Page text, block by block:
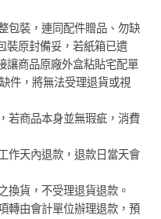
包裝，連同配件贈品、勿缺
裝原封備妥，若紙箱已遺
讓商品原廠外盒粘貼宅配單
件，將無法受理退貨或視
若商品本身並無瑕疵，消費
作天內退款，退款日當天會
換貨，不受理退貨退款。
轉由會計單位辦理退款，預